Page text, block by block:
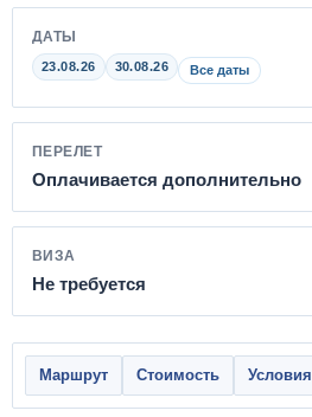
ДАТЫ
23.08.26 30.08.26 Все даты
ПЕРЕЛЕТ
Оплачивается дополнительно
ВИЗА
Не требуется
Маршрут Стоимость Условия